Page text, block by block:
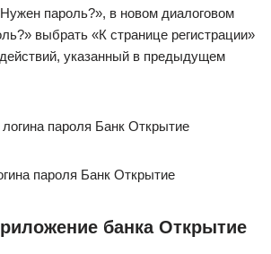
пароль?», в новом диалоговом
выбрать «К странице регистрации»
указанный в предыдущем
пароля Банк Открытие
банка Открытие